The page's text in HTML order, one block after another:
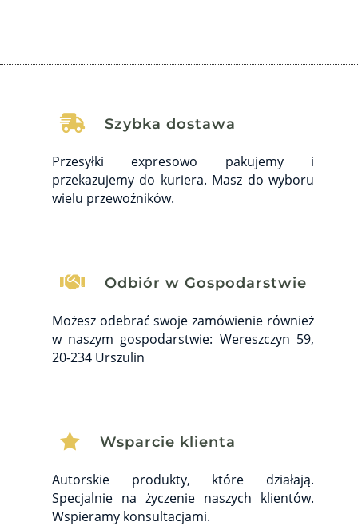
 Szybka dostawa
Przesyłki expresowo pakujemy i
przekazujemy do kuriera. Masz do wyboru
wielu przewoźników.
 Odbiór w Gospodarstwie
Możesz odebrać swoje zamówienie również
w naszym gospodarstwie: Wereszczyn 59,
20-234 Urszulin
 Wsparcie klienta
Autorskie produkty, które działają.
Specjalnie na życzenie naszych klientów.
Wspieramy konsultacjami.